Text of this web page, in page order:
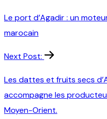
Le port d’Agadir : un
marocain
Next Post:
Les dattes et fruits secs
accompagne les
Moyen-Orient.